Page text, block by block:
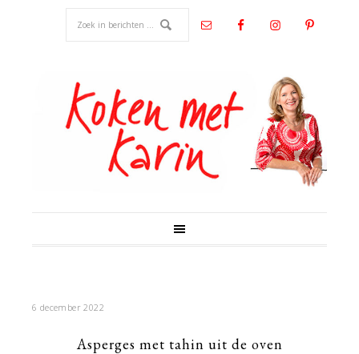
6 december 2022
Asperges met tahin uit de oven